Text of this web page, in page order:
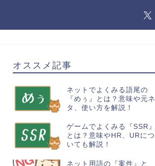
オススメ記事
ネットでよくみる語尾の
『めぅ』とは？意味や元ネ
タ、使い方を解説！
ゲームでよくみる『SSR』
とは？意味やHR、URにつ
いても解説！
ネット用語の『案件』と